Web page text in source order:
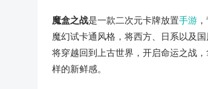
魔盒之战是一款二次元卡牌放置手游
魔幻试卡通风格，将西方、日系以及
将穿越回到上古世界，开启命运之战
样的新鲜感。